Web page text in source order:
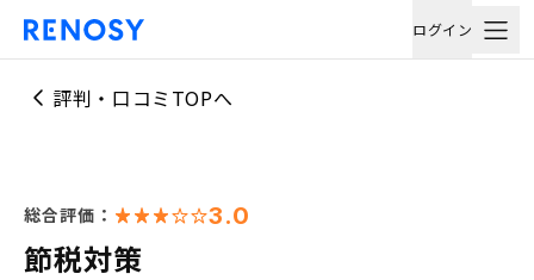
ログイン
評判・口コミTOPへ
総合評価： 3.0
節税対策